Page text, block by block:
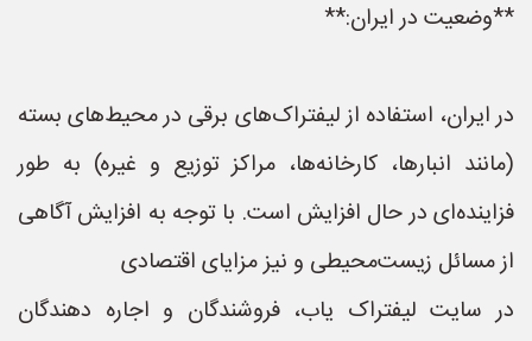
**وضعیت در ایران:**
در ایران، استفاده از لیفتراک‌های برقی در محیط‌های بسته
(مانند انبارها، کارخانه‌ها، مراکز توزیع و غیره) به طور
فزاینده‌ای در حال افزایش است. با توجه به افزایش آگاهی
از مسائل زیست‌محیطی و نیز مزایای اقتصادی
در سایت لیفتراک یاب، فروشندگان و اجاره دهندگان